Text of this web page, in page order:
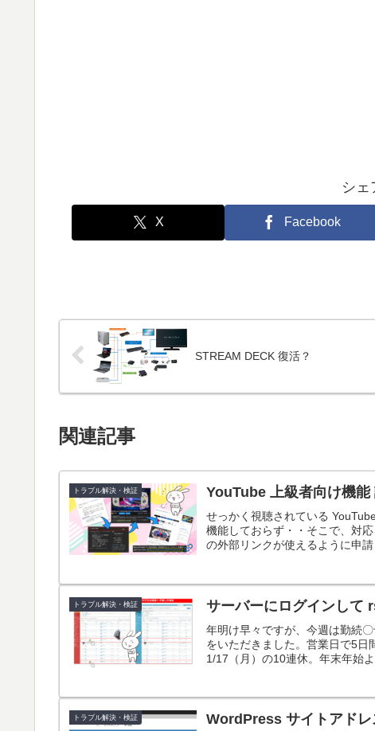
シェ
X Facebook
STREAM DECK 復活？
関連記事
トラブル解決・検証 YouTube 上級者向け機能
せっかく視聴されている
機能しておらず・・そこで、対
の外部リンクが使えるように申
トラブル解決・検証 サーバーにログインして
年明け早々ですが、今週は勤続
をいただきました。営業日で5日
1/17（月）の10連休。年末年始
トラブル解決・検証 WordPress サイトアドレ